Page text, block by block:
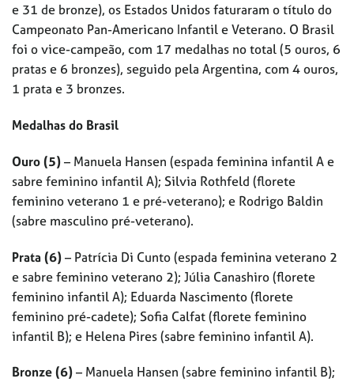
e 31 de bronze), os Estados Unidos faturaram o título do
Campeonato Pan-Americano Infantil e Veterano. O Brasil
foi o vice-campeão, com 17 medalhas no total (5 ouros, 6
pratas e 6 bronzes), seguido pela Argentina, com 4 ouros,
1 prata e 3 bronzes.
Medalhas do Brasil
Ouro (5)– Manuela Hansen (espada feminina infantil A e
sabre feminino infantil A); Silvia Rothfeld (florete
feminino veterano 1 e pré-veterano); e Rodrigo Baldin
(sabre masculino pré-veterano).
Prata (6)– Patrícia Di Cunto (espada feminina veterano 2
e sabre feminino veterano 2); Júlia Canashiro (florete
feminino infantil A); Eduarda Nascimento (florete
feminino pré-cadete); Sofia Calfat (florete feminino
infantil B); e Helena Pires (sabre feminino infantil A).
Bronze (6)– Manuela Hansen (sabre feminino infantil B);